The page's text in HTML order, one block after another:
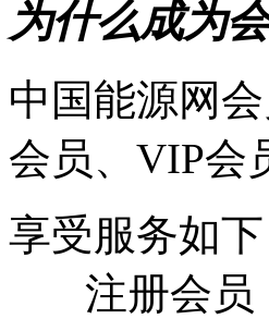
为什么成为
中国能源网
会员、VIP会
享受服务如下
注册会员